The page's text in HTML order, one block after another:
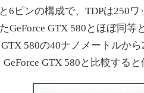
6ピンの構成で、TDPは250
GeForce GTX 580とほぼ同
GTX 580の40ナノメートルか
GTX 580と比較すると